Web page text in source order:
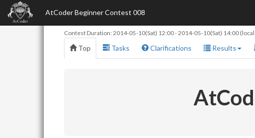
AtCoder Beginner Contest 008
Contest Duration: 2014-05-10(Sat) 12:00-2014-05-10(Sat) 14:00
Top Tasks Clarifications Results